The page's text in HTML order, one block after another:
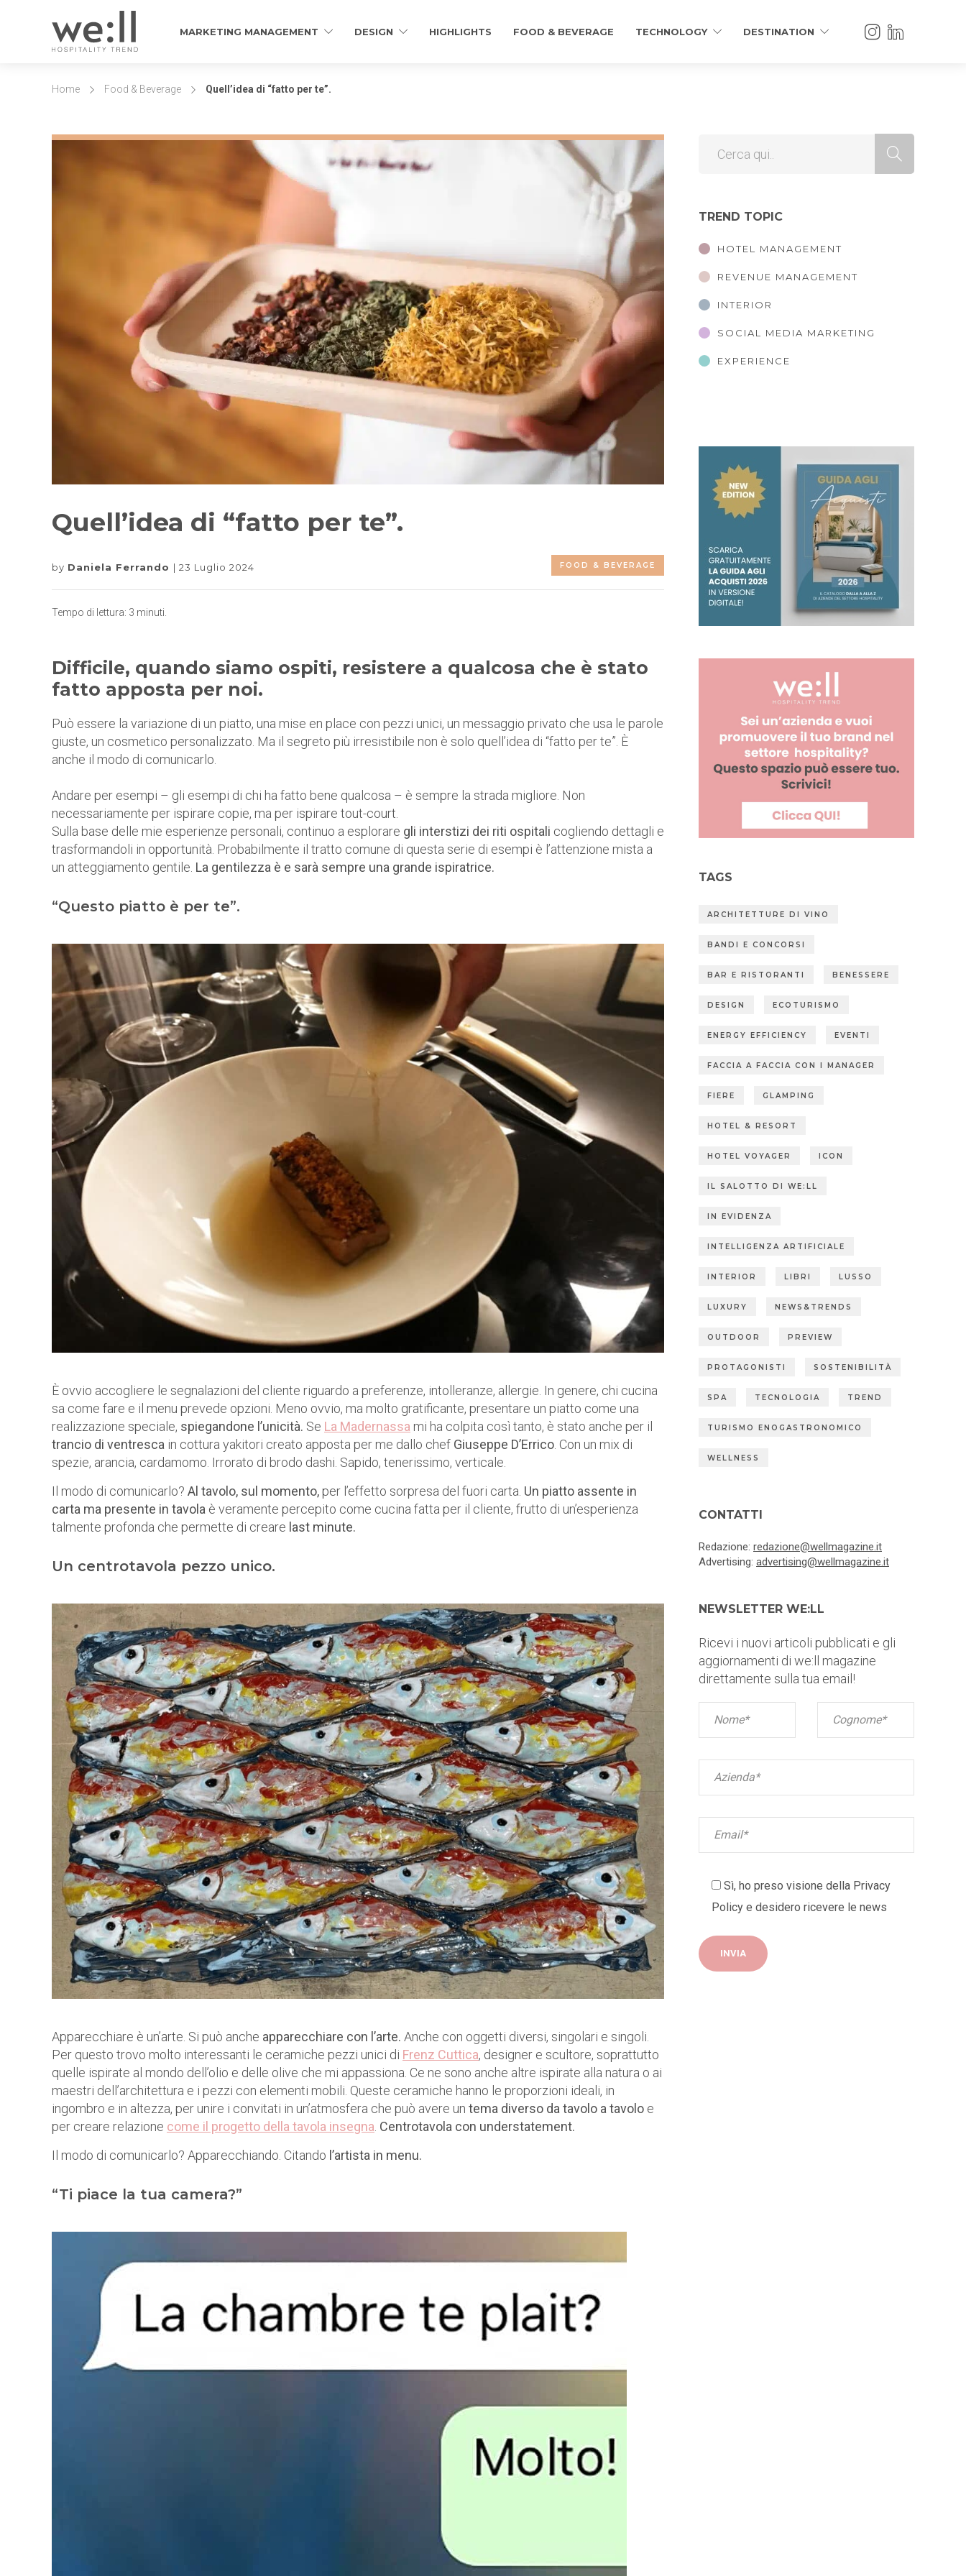
MARKETING MANAGEMENT DESIGN HIGHLIGHTS FOOD & BEVERAGE TECHNOLOGY DESTINATION
Home Food & Beverage Quell’idea di “fatto per te”.
Quell’idea di “fatto per te”.
by Daniela Ferrando 23 Luglio 2024 FOOD & BEVERAGE
Tempo di lettura: 3 minuti.
Difficile, quando siamo ospiti, resistere a qualcosa che è stato
fatto apposta per noi.
Può essere la variazione di un piatto, una mise en place con pezzi unici, un messaggio privato che usa le parole
giuste, un cosmetico personalizzato. Ma il segreto più irresistibile non è solo quell’idea di “fatto per te”. È
anche il modo di comunicarlo.
Andare per esempi – gli esempi di chi ha fatto bene qualcosa – è sempre la strada migliore. Non
necessariamente per ispirare copie, ma per ispirare tout-court.
Sulla base delle mie esperienze personali, continuo a esplorare gli interstizi dei riti ospitali cogliendo dettagli e
trasformandoli in opportunità. Probabilmente il tratto comune di questa serie di esempi è l’attenzione mista a
un atteggiamento gentile. La gentilezza è e sarà sempre una grande ispiratrice.
“Questo piatto è per te”.
È ovvio accogliere le segnalazioni del cliente riguardo a preferenze, intolleranze, allergie. In genere, chi cucina
sa come fare e il menu prevede opzioni. Meno ovvio, ma molto gratificante, presentare un piatto come una
realizzazione speciale, spiegandone l’unicità. Se La Madernassa mi ha colpita così tanto, è stato anche per il
trancio di ventresca in cottura yakitori creato apposta per me dallo chef Giuseppe D’Errico . Con un mix di
spezie, arancia, cardamomo. Irrorato di brodo dashi. Sapido, tenerissimo, verticale.
Il modo di comunicarlo? Al tavolo, sul momento,per l’effetto sorpresa del fuori carta. Un piatto assente in
carta ma presente in tavola è veramente percepito come cucina fatta per il cliente, frutto di un’esperienza
talmente profonda che permette di creare last minute.
Un centrotavola pezzo unico.
Apparecchiare è un’arte. Si può anche apparecchiare con l’arte. Anche con oggetti diversi, singolari e singoli.
Per questo trovo molto interessanti le ceramiche pezzi unici di Frenz Cuttica, designer e scultore, soprattutto
quelle ispirate al mondo dell’olio e delle olive che mi appassiona. Ce ne sono anche altre ispirate alla natura o ai
maestri dell’architettura e i pezzi con elementi mobili. Queste ceramiche hanno le proporzioni ideali, in
ingombro e in altezza, per unire i convitati in un’atmosfera che può avere un tema diverso da tavolo a tavolo e
per creare relazione come il progetto della tavola insegna. Centrotavola con understatement.
Il modo di comunicarlo? Apparecchiando. Citando l’artista in menu.
“Ti piace la tua camera?”
TREND TOPIC
HOTEL MANAGEMENT
REVENUE MANAGEMENT
INTERIOR
SOCIAL MEDIA MARKETING
EXPERIENCE
TAGS
ARCHITETTURE DI VINO
BANDI E CONCORSI
BAR E RISTORANTI BENESSERE
DESIGN ECOTURISMO
ENERGY EFFICIENCY EVENTI
FACCIA A FACCIA CON I MANAGER
FIERE GLAMPING
HOTEL & RESORT
HOTEL VOYAGER ICON
IL SALOTTO DI WE:LL
IN EVIDENZA
INTELLIGENZA ARTIFICIALE
INTERIOR LIBRI LUSSO
LUXURY NEWS&TRENDS
OUTDOOR PREVIEW
PROTAGONISTI SOSTENIBILITÀ
SPA TECNOLOGIA TREND
TURISMO ENOGASTRONOMICO
WELLNESS
CONTATTI
Redazione: redazione@wellmagazine.it
Advertising: advertising@wellmagazine.it
NEWSLETTER WE:LL
Ricevi i nuovi articoli pubblicati e gli
aggiornamenti di we:ll magazine
direttamente sulla tua email!
Sì, ho preso visione della Privacy
Policy e desidero ricevere le news